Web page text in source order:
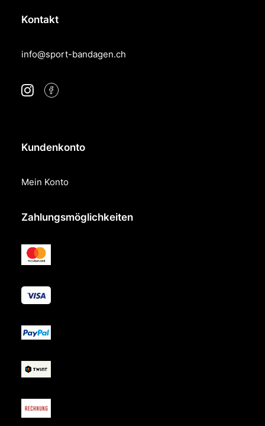
Kontakt
info@sport-bandagen.ch
Kundenkonto
Mein Konto
Zahlungsmöglichkeiten